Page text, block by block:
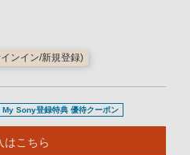
ンイン/新規登録)
My Sony登録特典 優待クーポン
はこちら